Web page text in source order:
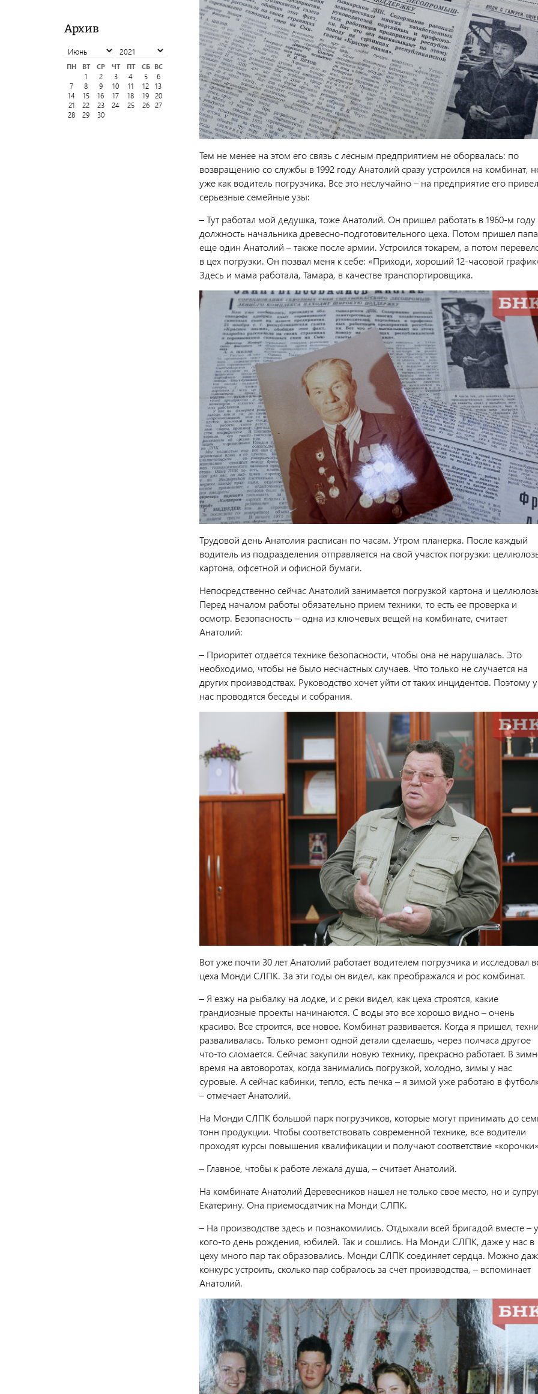
Архив
ПН ВТ СР ЧТ ПТ СБ ВС
1
2 3 4 5
6
7
8 9 10 11 12
13
14
15 16 17 18 19
20
21
22 23 24 25 26
27
28
29 30
Тем не менее на этом его связь с лесным предприятием не оборвалась: по
возвращению со службы в 1992 году Анатолий сразу устроился на комбинат,
уже как водитель погрузчика. Все это неслучайно – на предприятие его
серьезные семейные узы:
– Тут работал мой дедушка, тоже Анатолий. Он пришел работать в 1960-м году
должность начальника древесно-подготовительного цеха. Потом пришел
еще один Анатолий – также после армии. Устроился токарем, а потом
в цех погрузки. Он позвал меня к себе: «Приходи, хороший 12-часовой
Здесь и мама работала, Тамара, в качестве транспортировщика.
Трудовой день Анатолия расписан по часам. Утром планерка. После каждый
водитель из подразделения отправляется на свой участок погрузки:
картона, офсетной и офисной бумаги.
Непосредственно сейчас Анатолий занимается погрузкой картона и
Перед началом работы обязательно прием техники, то есть ее проверка и
осмотр. Безопасность – одна из ключевых вещей на комбинате, считает
Анатолий:
– Приоритет отдается технике безопасности, чтобы она не нарушалась. Это
необходимо, чтобы не было несчастных случаев. Что только не случается на
других производствах. Руководство хочет уйти от таких инцидентов. Поэтому у
нас проводятся беседы и собрания.
Вот уже почти 30 лет Анатолий работает водителем погрузчика и исследовал
цеха Монди СЛПК. За эти годы он видел, как преображался и рос комбинат.
– Я езжу на рыбалку на лодке, и с реки видел, как цеха строятся, какие
грандиозные проекты начинаются. С воды это все хорошо видно – очень
красиво. Все строится, все новое. Комбинат развивается. Когда я пришел,
разваливалась. Только ремонт одной детали сделаешь, через полчаса другое
что-то сломается. Сейчас закупили новую технику, прекрасно работает. В
время на автоворотах, когда занимались погрузкой, холодно, зимы у нас
суровые. А сейчас кабинки, тепло, есть печка – я зимой уже работаю в
– отмечает Анатолий.
На Монди СЛПК большой парк погрузчиков, которые могут принимать до
тонн продукции. Чтобы соответствовать современной технике, все водители
проходят курсы повышения квалификации и получают соответствие
– Главное, чтобы к работе лежала душа, – считает Анатолий.
На комбинате Анатолий Деревесников нашел не только свое место, но и
Екатерину. Она приемосдатчик на Монди СЛПК.
– На производстве здесь и познакомились. Отдыхали всей бригадой вместе – у
кого-то день рождения, юбилей. Так и сошлись. На Монди СЛПК, даже у нас в
цеху много пар так образовались. Монди СЛПК соединяет сердца. Можно
конкурс устроить, сколько пар собралось за счет производства, – вспоминает
Анатолий.